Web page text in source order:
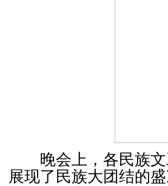
晚会上，各民族文
展现了民族大团结的